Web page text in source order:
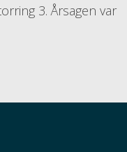
3. Årsagen var